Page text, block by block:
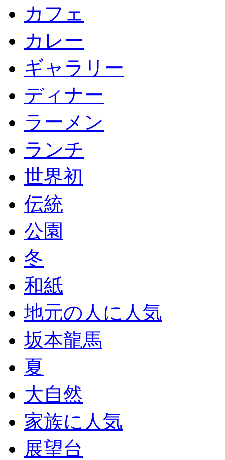
カフェ
カレー
ギャラリー
ディナー
ラーメン
ランチ
世界初
伝統
公園
冬
和紙
地元の人に人気
坂本龍馬
夏
大自然
家族に人気
展望台